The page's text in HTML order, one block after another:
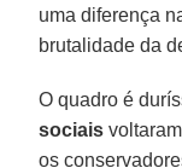
uma diferença
brutalidade da
O quadro é
sociais
os